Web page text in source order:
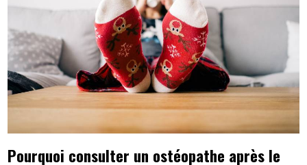
Pourquoi consulter un ostéopathe après le